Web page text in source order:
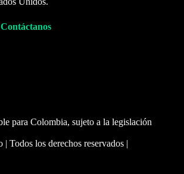
Contáctanos
para Colombia, sujeto a la legislación
Todos los derechos reservados |